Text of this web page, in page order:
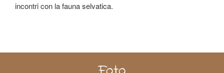
incontri con la fauna selvatica.